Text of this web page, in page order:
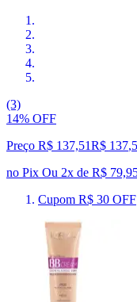
(3)
14% OFF
Preço R$ 137,51R$ 137,
no Pix Ou 2x de R$
Cupom R$ 30 OFF